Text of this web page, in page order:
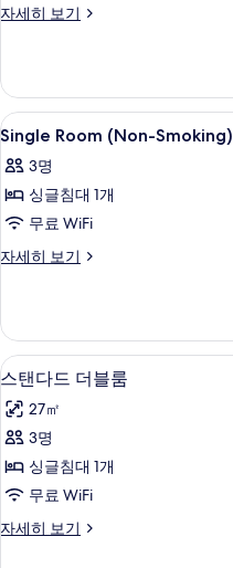
터
모
기
자세히 보기
Premium
세
히
보
Single
Room
(Non-
Smoking)
사
진
보
기
3
Single Room (Non-Smoking)
3명
싱글침대 1개
무료 WiFi
자세히 보기
Single
자
세
히
기
스
탠
다
드
더
룸
8
스탠다드 더블룸
27㎡
3명
싱글침대 1개
무료 WiFi
자세히 보기
스